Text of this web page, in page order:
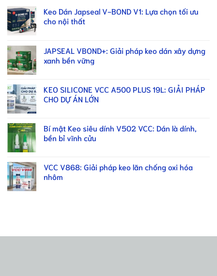
Keo Dán Japseal V-BOND V1: Lựa chọn tối ưu
cho nội thất
JAPSEAL VBOND+: Giải pháp keo dán xây dựng
xanh bền vững
KEO SILICONE VCC A500 PLUS 19L: GIẢI PHÁP
CHO DỰ ÁN LỚN
Bí mật Keo siêu dính V502 VCC: Dán là dính,
bền bỉ vĩnh cửu
VCC V868: Giải pháp keo lăn chống oxi hóa
nhôm